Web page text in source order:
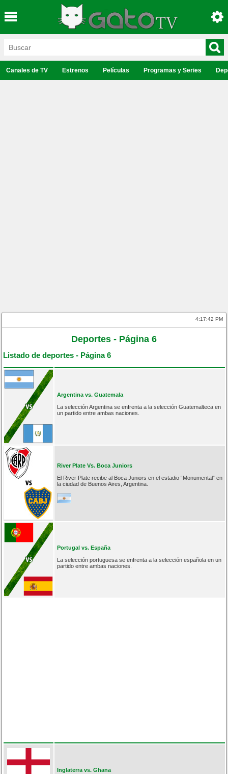
Canales de TV Estrenos Películas Programas y Series
4:17:42 PM
Deportes - Página 6
Listado de deportes - Página 6
Argentina vs. Guatemala
La selección Argentina se enfrenta a la selección Guatemalteca en
un partido entre ambas naciones.
River Plate Vs. Boca Juniors
El River Plate recibe al Boca Juniors en el estadio “Monumental” en
la ciudad de Buenos Aires, Argentina.
Portugal vs. España
La selección portuguesa se enfrenta a la selección española en un
partido entre ambas naciones.
Inglaterra vs. Ghana